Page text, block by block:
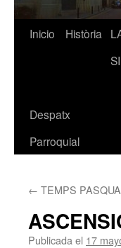
Inicio Història
Despatx
Parroquial
← TEMPS
Publicada el 17